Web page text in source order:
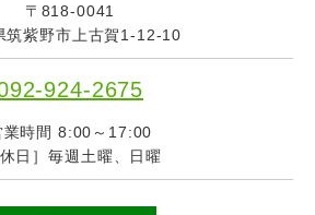
〒818-0041
筑紫野市上古賀1-12-10
924-2675
業時間 8:00～17:00
日］毎週土曜、日曜